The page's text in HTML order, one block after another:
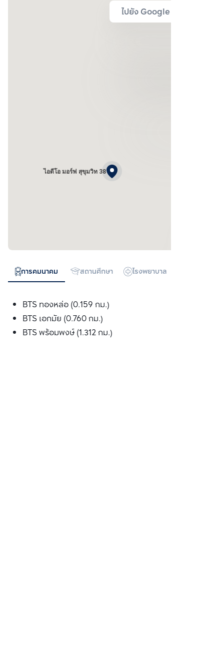
ไปยัง Google Map
ไอดีโอ มอร์ฟ สุขุมวิท 38
การคมนาคม สถานศึกษา โรงพยาบาล
BTS ทองหล่อ (0.159 กม.)
BTS เอกมัย (0.760 กม.)
BTS พร้อมพงษ์ (1.312 กม.)